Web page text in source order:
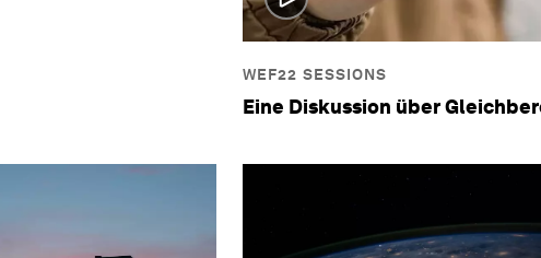
WEF22 SESSIONS
Eine Diskussion über